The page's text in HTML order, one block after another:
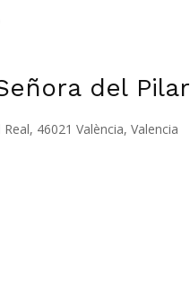
del Pilar
46021 València, Valencia